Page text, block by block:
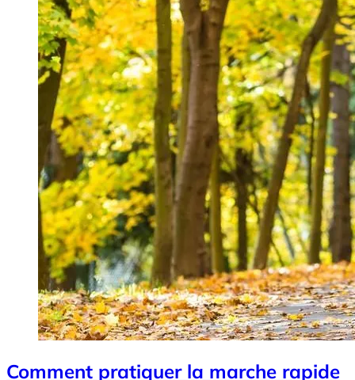
Comment pratiquer la marche rapide